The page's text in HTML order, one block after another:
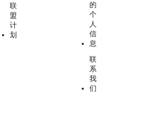
联
盟
计
划
的
个
人
信
息
联
系
我
们